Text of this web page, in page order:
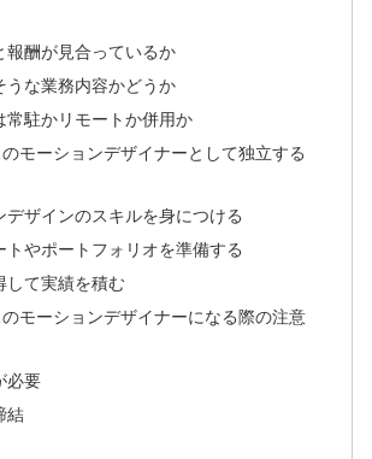
報酬が見合っているか
うな業務内容かどうか
常駐かリモートか併用か
モーションデザイナーとして独立する
デザインのスキルを身につける
トやポートフォリオを準備する
して実績を積む
モーションデザイナーになる際の注意
必要
結